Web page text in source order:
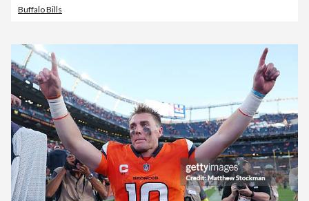
Buffalo Bills